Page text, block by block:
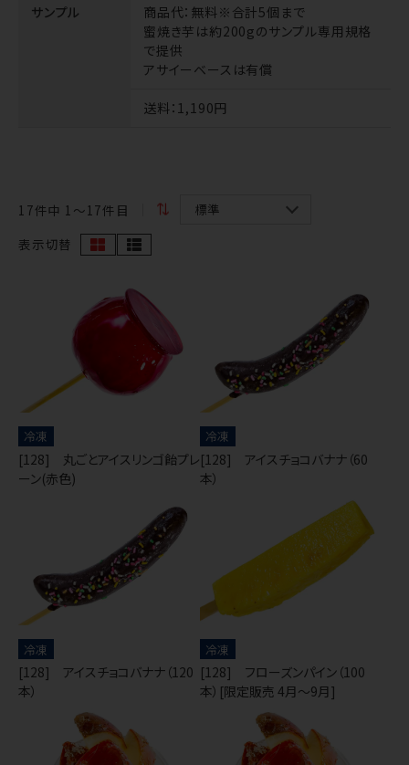
サンプル 商品代：無料※合計5個まで
蜜焼き芋は約200gのサンプル専用規格
で提供
アサイーベースは有償
送料：1,190円
17件中 1〜17件目
表示切替
冷凍
[128] 丸ごとアイスリンゴ飴プレ
ーン(赤色)
冷凍
[128] アイスチョコバナナ（60
本）
冷凍
[128] アイスチョコバナナ（120
本）
冷凍
[128] フローズンパイン（100
本）[限定販売 4月～9月]